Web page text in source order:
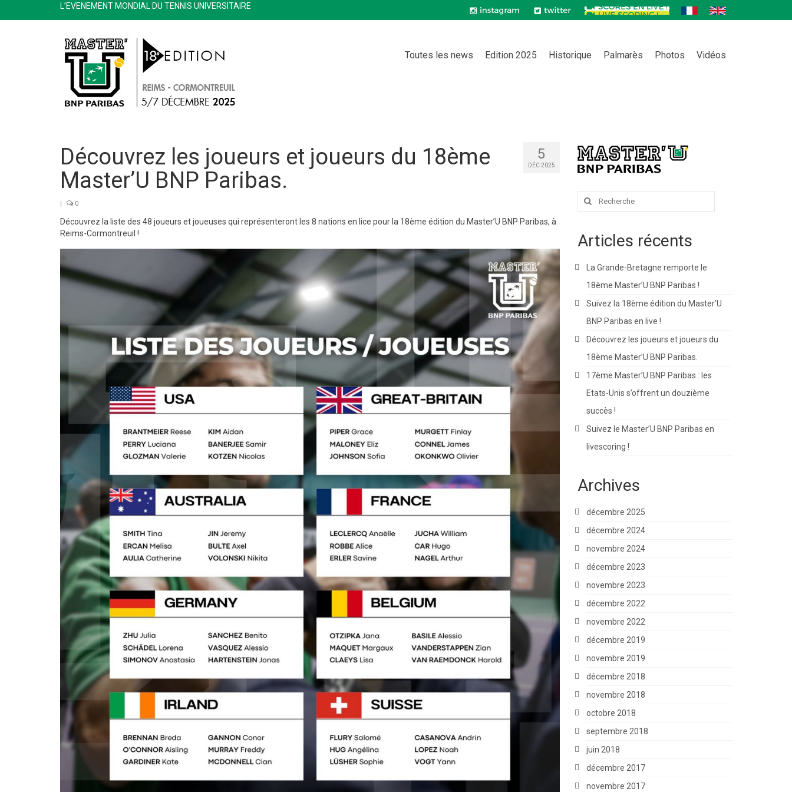
L’EVENEMENT MONDIAL DU TENNIS UNIVERSITAIRE
Toutes les news Edition 2025 Historique Palmarès Photos Vidéos
5
DÉC 2025
Découvrez les joueurs et joueurs du 18ème
Master’U BNP Paribas.
| 0
Découvrez la liste des 48 joueurs et joueuses qui représenteront les 8 nations en lice pour la 18ème édition du Master’U BNP Paribas, à
Reims-Cormontreuil !
Rechercher
Articles récents
La Grande-Bretagne remporte le
18ème Master’U BNP Paribas !
Suivez la 18ème édition du Master’U
BNP Paribas en live !
Découvrez les joueurs et joueurs du
18ème Master’U BNP Paribas.
17ème Master’U BNP Paribas : les
Etats-Unis s’offrent un douzième
succès !
Suivez le Master’U BNP Paribas en
livescoring !
Archives
décembre 2025
décembre 2024
novembre 2024
décembre 2023
novembre 2023
décembre 2022
novembre 2022
décembre 2019
novembre 2019
décembre 2018
novembre 2018
octobre 2018
septembre 2018
juin 2018
décembre 2017
novembre 2017